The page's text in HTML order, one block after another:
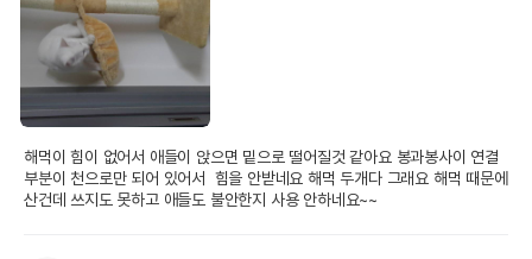
해먹이 힘이 없어서 애들이 앉으면 밑으로 떨어질것 같아요 봉과봉사이 연결
부분이 천으로만 되어 있어서  힘을 안받네요 해먹 두개다 그래요 해먹 때문에
산건데 쓰지도 못하고 애들도 불안한지 사용 안하네요~~